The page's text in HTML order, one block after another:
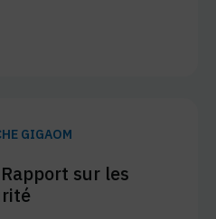
GIGAOM
sur les